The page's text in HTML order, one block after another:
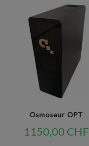
Osmoseur OPT
1150,00 CHF